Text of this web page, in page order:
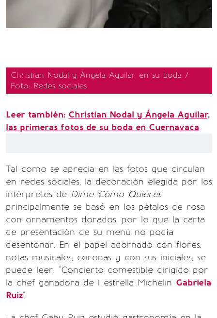
Christian Nodal y Ángela Aguilar en su boda /
Foto: Redes sociales
Leer también: Christian Nodal y Ángela Aguilar,
las primeras fotos de su boda en Cuernavaca
Tal como se aprecia en las fotos que circulan
en redes sociales, la decoración elegida por los
intérpretes de Dime Cómo Quieres
principalmente se basó en los pétalos de rosa
con ornamentos dorados, por lo que la carta
de presentación de su menú no podía
desentonar. En el papel adornado con flores,
notas musicales, coronas y con sus iniciales, se
puede leer: "Concierto comestible dirigido por
la chef ganadora de 1 estrella Michelin Gabriela
Ruiz".